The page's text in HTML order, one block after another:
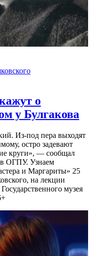
о
у Булгакова
Из-под пера выходят
остро задевают
круги», — сообщал
в ОГПУ. Узнаем
и Маргариты» 25
на лекции
музея